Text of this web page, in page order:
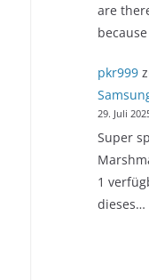
are
pkr999
29. Juli
Super
1
dieses…